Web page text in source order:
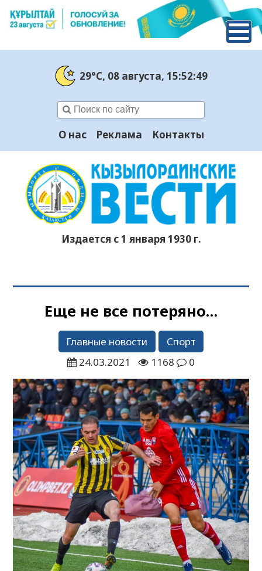
29°C, 08 августа, 15:52:50
О нас Реклама Контакты
Издается с 1 января 1930 г.
Еще не все потеряно…
Главные новости
Спорт
24.03.2021
1168 0